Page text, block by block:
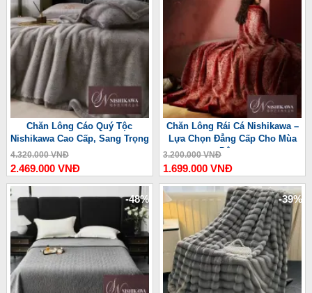
Chăn Lông Cáo Quý Tộc
Nishikawa Cao Cấp, Sang Trọng
4.320.000 VNĐ
2.469.000 VNĐ
Chăn Lông Rái Cá Nishikawa –
Lựa Chọn Đẳng Cấp Cho Mùa
Đông
3.200.000 VNĐ
1.699.000 VNĐ
-48% -39%